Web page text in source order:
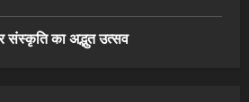
संस्कृति का अद्भुत उत्सव